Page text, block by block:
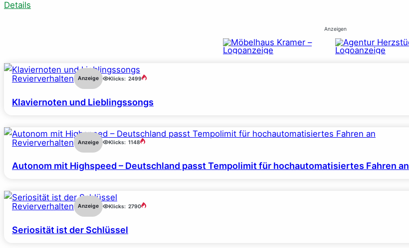
Details
Anzeigen
Revierverhalten Anzeige Klicks: 2499
Klaviernoten und Lieblingssongs
Revierverhalten Anzeige Klicks: 1148
Autonom mit Highspeed – Deutschland passt Tempolimit für hochautomatisiertes Fahren an
Revierverhalten Anzeige Klicks: 2790
Seriosität ist der Schlüssel